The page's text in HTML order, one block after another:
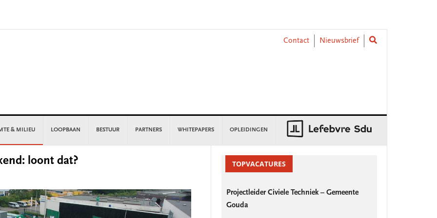
Contact
Nieuwsbrief
& MILIEU LOOPBAAN BESTUUR PARTNERS WHITEPAPERS OPLEIDINGEN
loont dat?
SidebarTOPVACATURES
Projectleider Civiele Techniek – Gemeente
Gouda